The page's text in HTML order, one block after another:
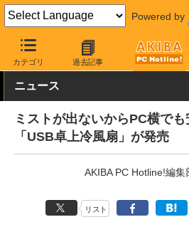
Powered by
カテゴリ 過去記事
AKIBA PC Hotline! PC周辺機器 USB
ニュース
ミストが出ないからPC横で
「USB卓上冷風扇」が発売
AKIBA PC Hotline!編集
リスト